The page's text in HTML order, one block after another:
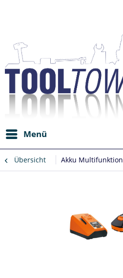
Menü
Übersicht Akku Multifunktion